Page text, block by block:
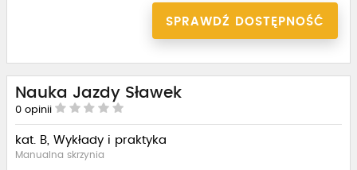
SPRAWDŹ DOSTĘPNOŚĆ
Nauka Jazdy Sławek
0 opinii
kat. B, Wykłady i praktyka
Manualna skrzynia